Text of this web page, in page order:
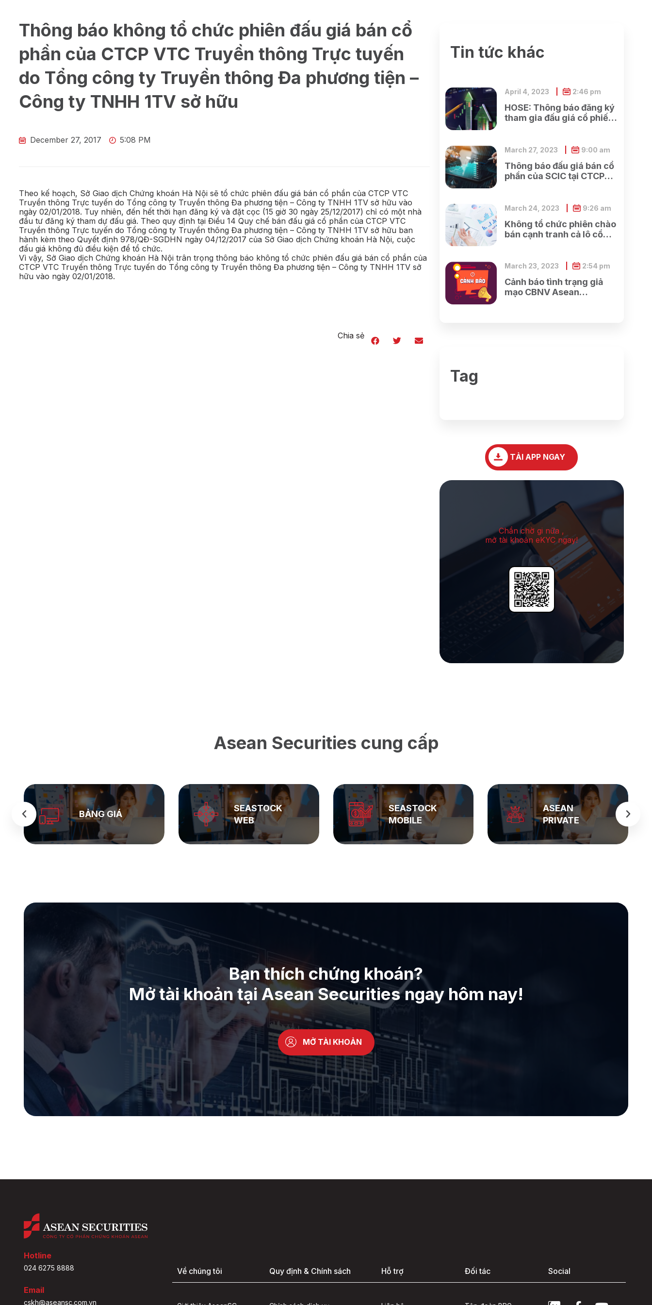
Thông báo không tổ chức phiên đấu giá bán cổ
phần của CTCP VTC Truyền thông Trực tuyến
do Tổng công ty Truyền thông Đa phương tiện –
Công ty TNHH 1TV sở hữu
December 27, 2017 5:08 PM
Theo kế hoạch, Sở Giao dịch Chứng khoán Hà Nội sẽ tổ chức phiên đấu giá bán cổ phần của CTCP VTC
Truyền thông Trực tuyến do Tổng công ty Truyền thông Đa phương tiện – Công ty TNHH 1TV sở hữu vào
ngày 02/01/2018. Tuy nhiên, đến hết thời hạn đăng ký và đặt cọc (15 giờ 30 ngày 25/12/2017) chỉ có một nhà
đầu tư đăng ký tham dự đấu giá. Theo quy định tại Điều 14 Quy chế bán đấu giá cổ phần của CTCP VTC
Truyền thông Trực tuyến do Tổng công ty Truyền thông Đa phương tiện – Công ty TNHH 1TV sở hữu ban
hành kèm theo Quyết định 978/QĐ-SGDHN ngày 04/12/2017 của Sở Giao dịch Chứng khoán Hà Nội, cuộc
đấu giá không đủ điều kiện để tổ chức.
Vì vậy, Sở Giao dịch Chứng khoán Hà Nội trân trọng thông báo không tổ chức phiên đấu giá bán cổ phần của
CTCP VTC Truyền thông Trực tuyến do Tổng công ty Truyền thông Đa phương tiện – Công ty TNHH 1TV sở
hữu vào ngày 02/01/2018.
Chia sẻ
Tin tức khác
HOSE: Thông báo đăng ký
tham gia đấu giá cổ phiếu
Petrolimex
April 4, 2023 2:46 pm
Thông báo đấu giá bán cổ
phần của SCIC tại CTCP
March 27, 2023 9:00 am
Không tổ chức phiên chào
bán cạnh tranh cả lô cổ
Việt Nam do SCIC sở hữu
March 24, 2023 9:26 am
Cảnh báo tình trạng giả
mạo CBNV Asean
March 23, 2023 2:54 pm
Tag
TẢI APP NGAY
Chần chờ gi nữa ,
mở tài khoản eKYC ngay!
Asean Securities cung cấp
BẢNG GIÁ
SEASTOCK
WEB
SEASTOCK
MOBILE
ASEAN
PRIVATE
Bạn thích chứng khoán?
Mở tài khoản tại Asean Securities ngay hôm nay!
MỞ TÀI KHOẢN
Hotline
024 6275 8888
Email
cskh@aseansc.com.vn
Về chúng tôi Quy định & Chính sách Hỗ trợ Đối tác Social